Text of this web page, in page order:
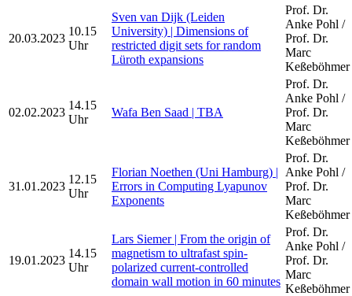
20.03.2023
10.15
Uhr
Sven van Dijk (Leiden
University) | Dimensions of
restricted digit sets for random
Lüroth expansions
Prof. Dr.
Anke Pohl /
Prof. Dr.
Marc
Keßeböhmer
02.02.2023
14.15
Uhr
Wafa Ben Saad | TBA
Prof. Dr.
Anke Pohl /
Prof. Dr.
Marc
Keßeböhmer
31.01.2023
12.15
Uhr
Florian Noethen (Uni Hamburg) |
Errors in Computing Lyapunov
Exponents
Prof. Dr.
Anke Pohl /
Prof. Dr.
Marc
Keßeböhmer
19.01.2023
14.15
Uhr
Lars Siemer | From the origin of
magnetism to ultrafast spin-
polarized current-controlled
domain wall motion in 60 minutes
Prof. Dr.
Anke Pohl /
Prof. Dr.
Marc
Keßeböhmer